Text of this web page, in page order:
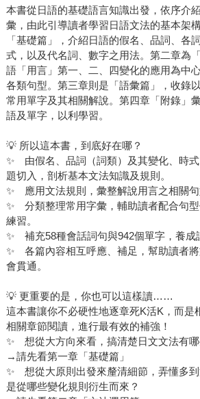
本書從日語的基礎語言知識出發，依序介
彙，由此引導讀者學習日語文法的基本架
「基礎篇」，介紹日語的假名、品詞、各
式，以及代名詞、數字之用法。第二章為
語「用言」第一、二、四變化的應用為中
各類句型。第三章則是「語彙篇」，收錄
常用單字及其相關解說。第四章「附錄」
語及單字，以利學習。
💡 所以這本書，到底好在哪？
✨ 由假名、品詞（詞類）及其變化、時
題切入，剖析基本文法知識及規則。
✨ 應用文法規則，彙整解說用言之相關句
✨ 分類整理常用字彙，輔助讀者配合句
練習。
✨ 補充58種會話詞句與942個單字，養成
✨ 各篇內容相互呼應、補足，幫助讀者
會貫通。
💡 更重要的是，你也可以這樣讀……
這本書讓你不必硬性地逐章死K活K，而是
相關章節閱讀，進行最有效的補強！
✨ 想從大方向來看，搞清楚日文文法有哪
→請先看第一章「基礎篇」
✨ 想從大原則出發來釐清細節，弄懂多到
是從哪些變化規則衍生而來？